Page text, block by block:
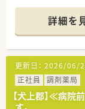
■近隣エリ
最大年収
100枚応需
■薬剤師は
制で業務に
【法人特徴
■滋賀県内
サービスを
■大手調剤
した福利厚
詳細を
更新日： 2026/06/
正社員
調剤薬局
【犬上郡】≪病院